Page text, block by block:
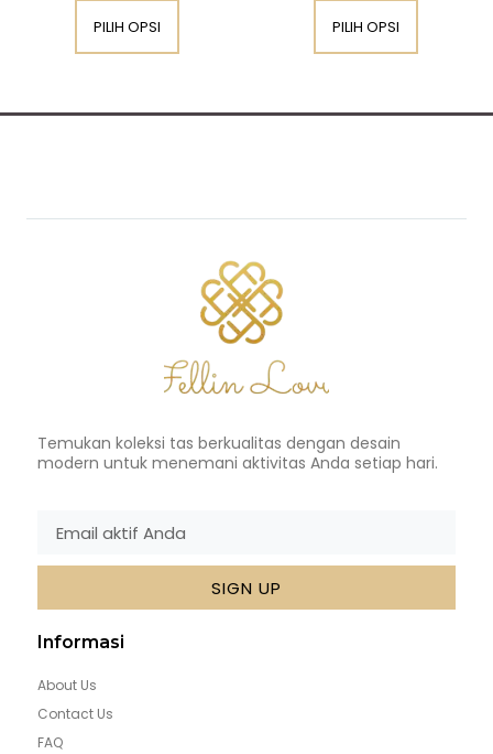
PILIH OPSI PILIH OPSI
Temukan koleksi tas berkualitas dengan desain
modern untuk menemani aktivitas Anda setiap hari.
SIGN UP
Informasi
About Us
Contact Us
FAQ